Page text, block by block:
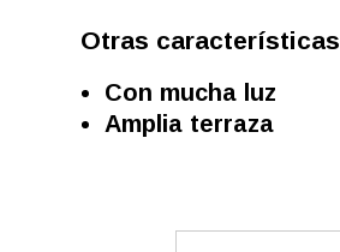
Otras características
Con mucha luz
Amplia terraza